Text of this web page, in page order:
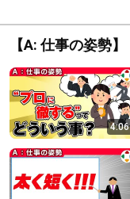
【A: 仕事の姿勢】
4:06